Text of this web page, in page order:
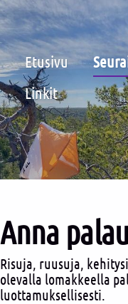
Etusivu
Linkit
Anna
Risuja, ruusuja,
olevalla lomakkeella
luottamuksellisesti.